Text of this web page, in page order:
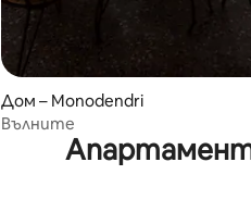
Дом – Monodendri
Вълните